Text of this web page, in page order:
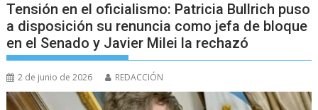
Tensión en el oficialismo: Patricia Bullrich puso
a disposición su renuncia como jefa de bloque
en el Senado y Javier Milei la rechazó
2 de junio de 2026 REDACCIÓN